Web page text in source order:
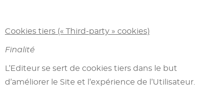
Cookies tiers (« Third-party » cookies)
Finalité
L’Editeur se sert de cookies tiers dans le but
d’améliorer le Site et l’expérience de l’Utilisateur.